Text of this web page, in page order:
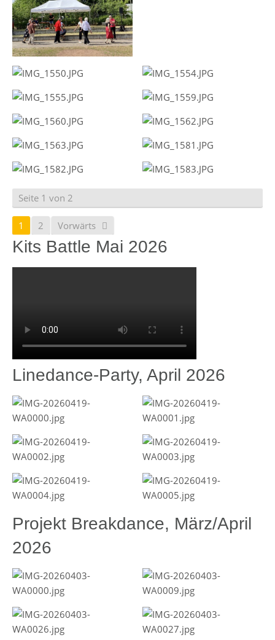
Seite 1 von 2
1 2 Vorwärts
Kits Battle Mai 2026
Linedance-Party, April 2026
Projekt Breakdance, März/April
2026